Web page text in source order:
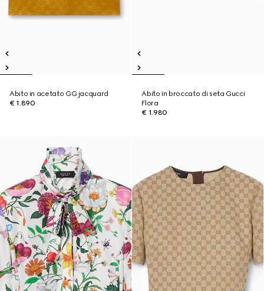
Abito in acetato GG jacquard
€ 1.890
Abito in broccato di seta Gucci
Flora
€ 1.980